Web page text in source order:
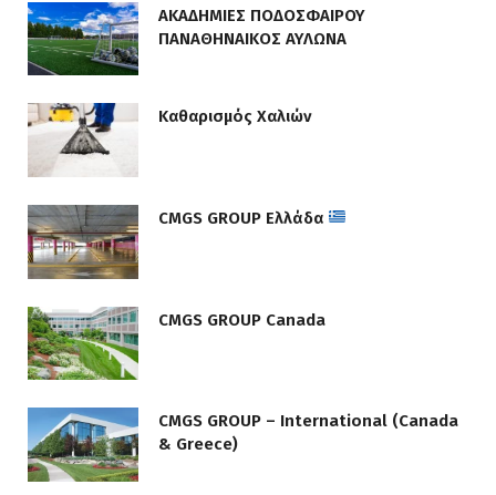
ΑΚΑΔΗΜΙΕΣ ΠΟΔΟΣΦΑΙΡΟΥ
ΠΑΝΑΘΗΝΑΙΚΟΣ ΑΥΛΩΝΑ
Καθαρισμός Χαλιών
CMGS GROUP Ελλάδα
CMGS GROUP Canada
CMGS GROUP – International (Canada
& Greece)